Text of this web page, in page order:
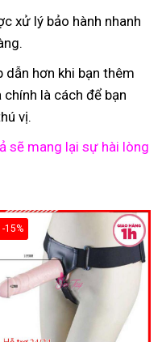
xử lý bảo hành nhanh
hơn khi bạn thêm
là cách để bạn
vị.
sẽ mang lại sự hài lòng
-15%